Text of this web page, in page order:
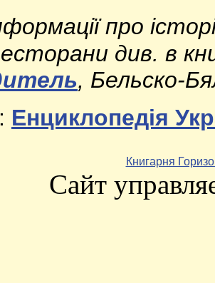
про
див. в
, Бельско-
Енциклопедія
Книгарня
Сайт